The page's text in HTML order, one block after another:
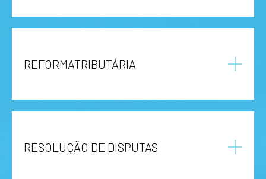
REFORMATRIBUTÁRIA
RESOLUÇÃO DE DISPUTAS